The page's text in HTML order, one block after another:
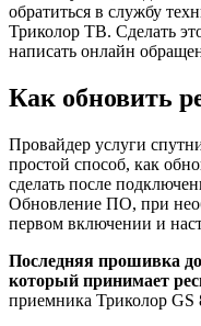
обратиться в службу
Триколор ТВ. Сделать
написать онлайн
Как обновить
Провайдер услуги
простой способ, как
сделать после
Обновление ПО, при
первом включении и
Последняя прошивка
который принимает
приемника Триколор GS